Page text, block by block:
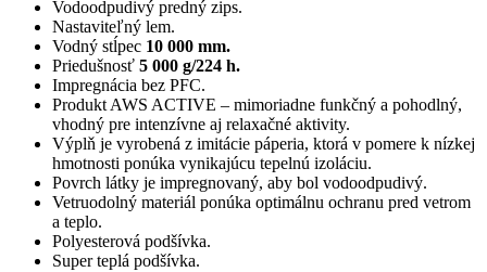
Vodoodpudivý predný zips.
Nastaviteľný lem.
Vodný stĺpec 10 000 mm.
Priedušnosť 5 000 g/224 h.
Impregnácia bez PFC.
Produkt AWS ACTIVE – mimoriadne funkčný a pohodlný,
vhodný pre intenzívne aj relaxačné aktivity.
Výplň je vyrobená z imitácie páperia, ktorá v pomere k nízkej
hmotnosti ponúka vynikajúcu tepelnú izoláciu.
Povrch látky je impregnovaný, aby bol vodoodpudivý.
Vetruodolný materiál ponúka optimálnu ochranu pred vetrom
a teplo.
Polyesterová podšívka.
Super teplá podšívka.